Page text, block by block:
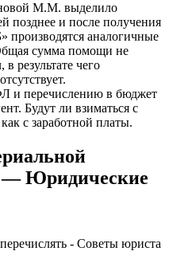
М.М. выделило
позднее и после получения
производятся аналогичные
сумма помощи не
результате чего
и перечислению в бюджет
Будут ли взиматься с
с заработной платы.
— Юридические
- Советы юриста